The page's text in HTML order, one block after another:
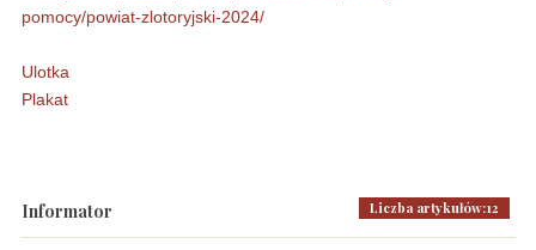
pomocy/powiat-zlotoryjski-2024/
Ulotka
Plakat
Informator Liczba artykułów:12